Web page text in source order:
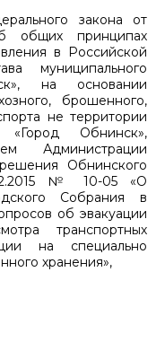
закона от
принципах
в Российской
муниципального
на основании
брошенного,
не территории
«Город Обнинск»,
Администрации
Обнинского
№ 10-05 «О
Собрания в
об эвакуации
транспортных
на специально
хранения»,